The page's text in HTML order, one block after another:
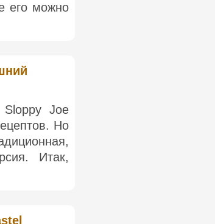
его можно
Joe
Но
Итак,